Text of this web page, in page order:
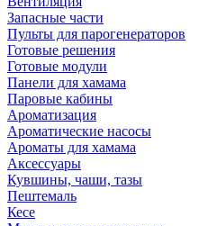
Запасные части
Пульты для парогенераторов
Готовые решения
Готовые модули
Панели для хамама
Паровые кабины
Ароматизация
Ароматические насосы
Ароматы для хамама
Аксессуары
Кувшины, чаши, тазы
Пештемаль
Кесе